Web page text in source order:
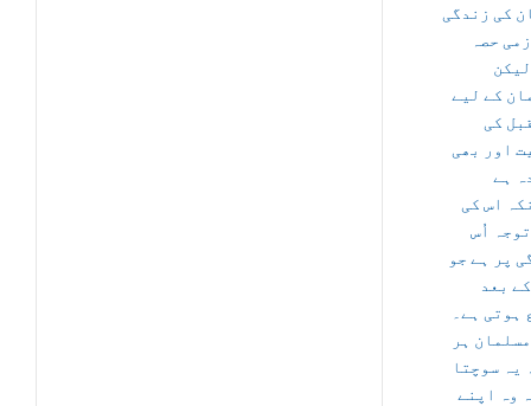
کی زندگی
حصہ
کے لیے
کی
اور بھی
ہے
اس کی
اُس
پر ہے جو
بعد
ہوتی ہے۔
ہر
یہ سوچتا
وہ اپنے